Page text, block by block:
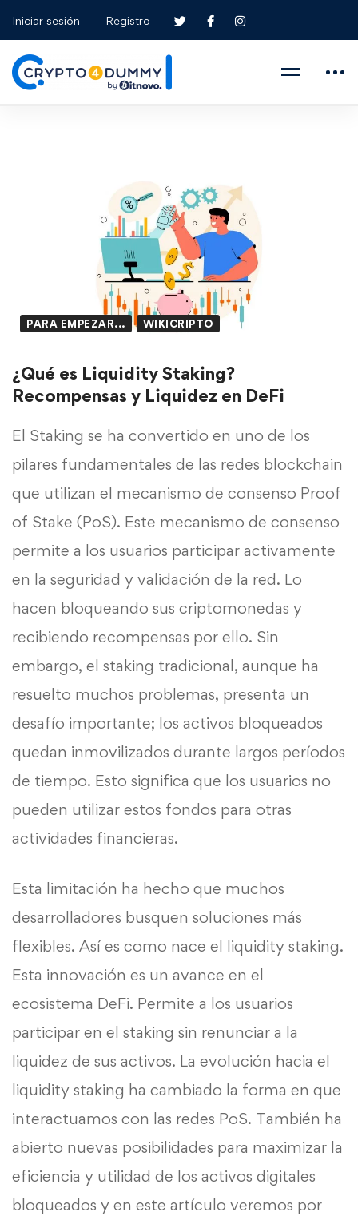
Iniciar sesión Registro
PARA EMPEZAR... WIKICRIPTO
¿Qué es Liquidity Staking?
Recompensas y Liquidez en DeFi
El Staking se ha convertido en uno de los
pilares fundamentales de las redes blockchain
que utilizan el mecanismo de consenso Proof
of Stake (PoS). Este mecanismo de consenso
permite a los usuarios participar activamente
en la seguridad y validación de la red. Lo
hacen bloqueando sus criptomonedas y
recibiendo recompensas por ello. Sin
embargo, el staking tradicional, aunque ha
resuelto muchos problemas, presenta un
desafío importante; los activos bloqueados
quedan inmovilizados durante largos períodos
de tiempo. Esto significa que los usuarios no
pueden utilizar estos fondos para otras
actividades financieras.
Esta limitación ha hecho que muchos
desarrolladores busquen soluciones más
flexibles. Así es como nace el liquidity staking.
Esta innovación es un avance en el
ecosistema DeFi. Permite a los usuarios
participar en el staking sin renunciar a la
liquidez de sus activos. La evolución hacia el
liquidity staking ha cambiado la forma en que
interactuamos con las redes PoS. También ha
abierto nuevas posibilidades para maximizar la
eficiencia y utilidad de los activos digitales
bloqueados y en este artículo veremos por